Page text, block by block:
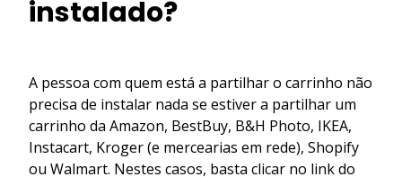
instalado?
A pessoa com quem está a partilhar o carrinho não
precisa de instalar nada se estiver a partilhar um
carrinho da Amazon, BestBuy, B&H Photo, IKEA,
Instacart, Kroger (e mercearias em rede), Shopify
ou Walmart. Nestes casos, basta clicar no link do